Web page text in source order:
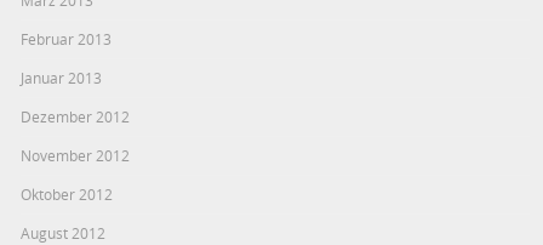
Februar 2013
Januar 2013
Dezember 2012
November 2012
Oktober 2012
August 2012